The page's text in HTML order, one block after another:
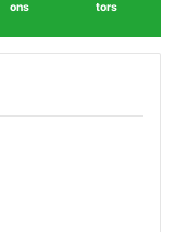
ons tors